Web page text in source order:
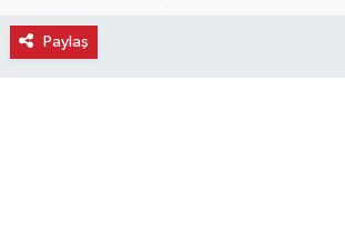
Paylaş
Dünya
Son Dakika Haberleri